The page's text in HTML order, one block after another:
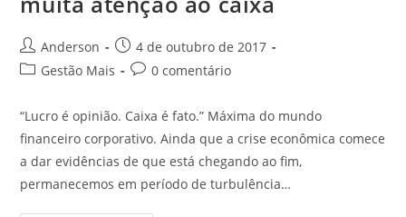
Anderson
4 de outubro de 2017
Gestão Mais
0 comentário
“Lucro é opinião. Caixa é fato.” Máxima do mundo
financeiro corporativo. Ainda que a crise econômica comece
a dar evidências de que está chegando ao fim,
permanecemos em período de turbulência…